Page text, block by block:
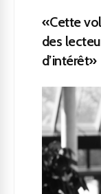
«Cette
des
d’intérêt»